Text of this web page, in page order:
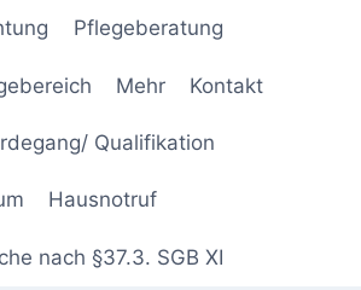
Pflegeberatung
Mehr Kontakt
Qualifikation
Hausnotruf
nach §37.3. SGB XI